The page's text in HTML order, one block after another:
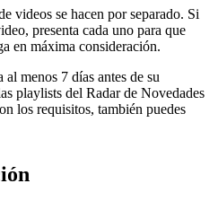
videos se hacen por separado. Si
presenta cada uno para que
en máxima consideración.
menos 7 días antes de su
playlists del Radar de Novedades
los requisitos, también puedes